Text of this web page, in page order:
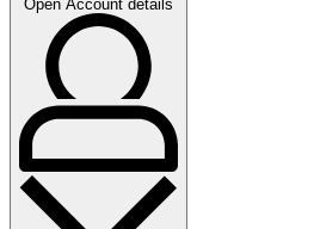
Open Account details